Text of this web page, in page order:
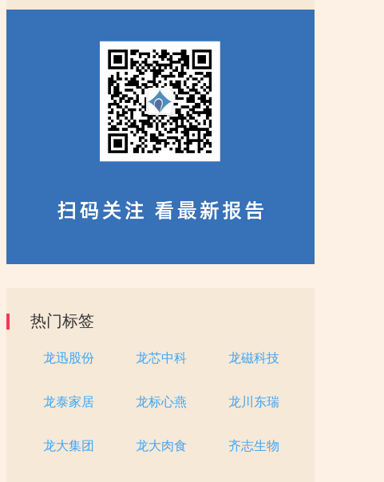
热门标签
龙迅股份 龙芯中科 龙磁科技
龙泰家居 龙标心燕 龙川东瑞
龙大集团 龙大肉食 齐志生物